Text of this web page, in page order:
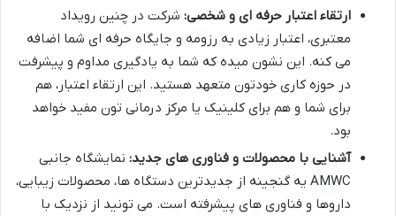
ارتقاء اعتبار حرفه ای و شخصی: شرکت در چنین رویداد
معتبری، اعتبار زیادی به رزومه و جایگاه حرفه ای شما اضافه
می کنه. این نشون میده که شما به یادگیری مداوم و پیشرفت
در حوزه کاری خودتون متعهد هستید. این ارتقاء اعتبار، هم
برای شما و هم برای کلینیک یا مرکز درمانی تون مفید خواهد
بود.
آشنایی با محصولات و فناوری های جدید: نمایشگاه جانبی
AMWC یه گنجینه از جدیدترین دستگاه ها، محصولات زیبایی،
داروها و فناوری های پیشرفته است. می تونید از نزدیک با